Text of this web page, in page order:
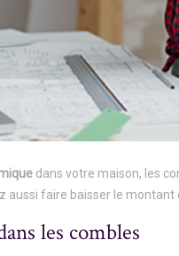
dans votre maison, les
faire baisser le montant
les combles